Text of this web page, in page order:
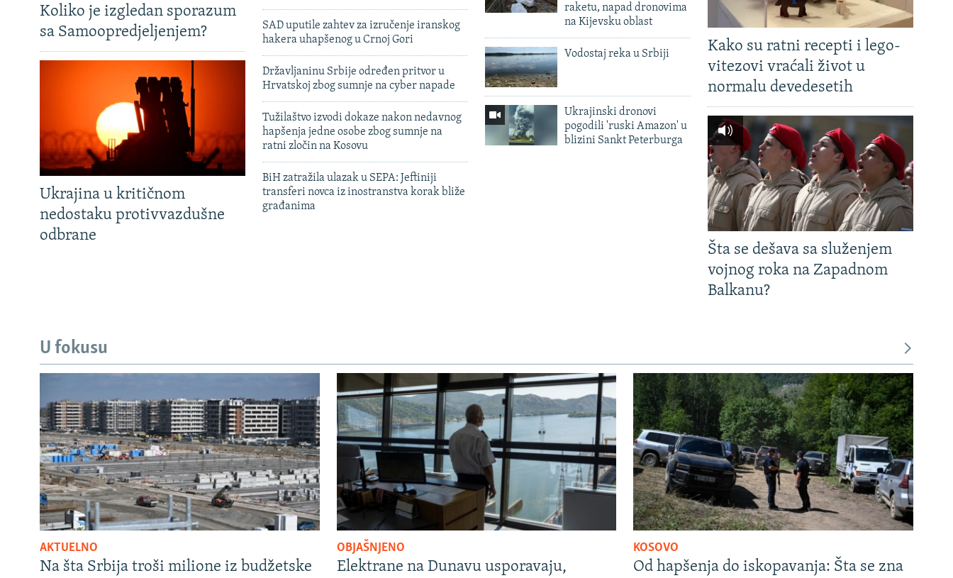
Koliko je izgledan sporazum
sa Samoopredjeljenjem?
Ukrajina u kritičnom
nedostaku protivvazdušne
odbrane
SAD uputile zahtev za izručenje iranskog
hakera uhapšenog u Crnoj Gori
Državljaninu Srbije određen pritvor u
Hrvatskoj zbog sumnje na cyber napade
Tužilaštvo izvodi dokaze nakon nedavnog
hapšenja jedne osobe zbog sumnje na
ratni zločin na Kosovu
BiH zatražila ulazak u SEPA: Jeftiniji
transferi novca iz inostranstva korak bliže
građanima
raketu, napad dronovima
na Kijevsku oblast
Vodostaj reka u Srbiji
Ukrajinski dronovi
pogodili 'ruski Amazon' u
blizini Sankt Peterburga
Kako su ratni recepti i lego-
vitezovi vraćali život u
normalu devedesetih
Šta se dešava sa služenjem
vojnog roka na Zapadnom
Balkanu?
U fokusu
AKTUELNO
Na šta Srbija troši milione iz budžetske
OBJAŠNJENO
Elektrane na Dunavu usporavaju,
KOSOVO
Od hapšenja do iskopavanja: Šta se zna